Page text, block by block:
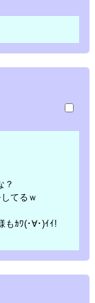
？
てるｗ
もｶﾜ(･∀･)ｲｲ!